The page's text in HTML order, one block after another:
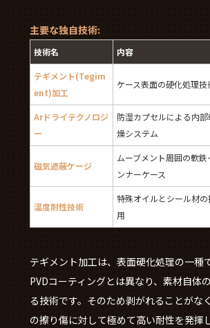
主要な独自技術:
技術名 内容
テギメント(Tegim
ent)加工
ケース表面の硬化処理技
Arドライテクノロジ
ー
防湿カプセルによる内部
燥システム
磁気遮蔽ケージ
ムーブメント周囲の軟鉄
ンナーケース
温度耐性技術
特殊オイルとシール材の
用
テギメント加工は、表面硬化処理の一種
PVDコーティングとは異なり、素材自体
る技術です。そのため剥がれることがな
の擦り傷に対して極めて高い耐性を発揮